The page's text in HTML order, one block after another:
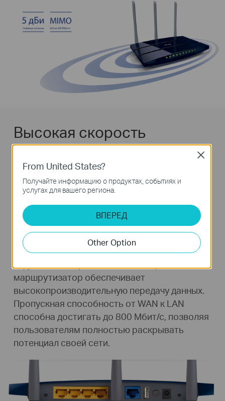
Высокая скорость
соединения
5 гигабитных
портов + 800 Мбит/
с аппаратный NAT
Благодаря 5 встроенным гигабитным портам
и функции аппаратного NAT беспроводной
маршрутизатор обеспечивает
высокопроизводительную передачу данных.
Пропускная способность от WAN к LAN
способна достигать до 800 Мбит/с, позволяя
пользователям полностью раскрывать
потенциал своей сети.
From United States?
Получайте информацию о продуктах, событиях и
услугах для вашего региона.
ВПЕРЕД
Other Option
Close